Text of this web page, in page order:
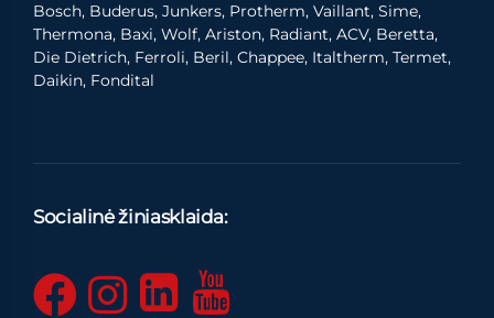
Bosch, Buderus, Junkers, Protherm, Vaillant, Sime,
Thermona, Baxi, Wolf, Ariston, Radiant, ACV, Beretta,
Die Dietrich, Ferroli, Beril, Chappee, Italtherm, Termet,
Daikin, Fondital
Socialinė žiniasklaida: